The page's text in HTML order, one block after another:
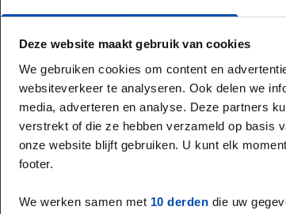
Deze website maakt gebruik van cookies
We gebruiken cookies om content en
websiteverkeer te analyseren. Ook delen we
media, adverteren en analyse. Deze partners
verstrekt of die ze hebben verzameld op basis
onze website blijft gebruiken. U kunt elk
footer.
We werken samen met 10 derden die uw